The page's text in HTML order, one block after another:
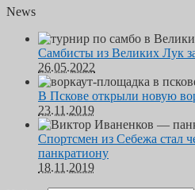
News
Самбисты из Великих Лук
26.05.2022
В Пскове открыли новую
23.11.2019
Спортсмен из Себежа стал
панкратиону
18.11.2019